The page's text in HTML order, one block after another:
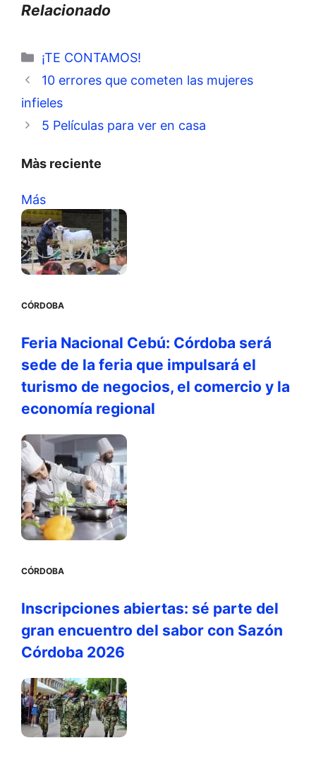
Relacionado
Categorías
¡TE CONTAMOS!
10 errores que cometen las mujeres
infieles
5 Películas para ver en casa
Màs reciente
Más
CÓRDOBA
Feria Nacional Cebú: Córdoba será
sede de la feria que impulsará el
turismo de negocios, el comercio y la
economía regional
CÓRDOBA
Inscripciones abiertas: sé parte del
gran encuentro del sabor con Sazón
Córdoba 2026